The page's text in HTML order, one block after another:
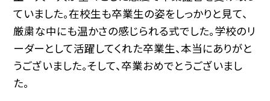
ていました。在校生も卒業生の姿をしっかりと見て、
厳粛な中にも温かさの感じられる式でした。学校のリ
ーダーとして活躍してくれた卒業生、本当にありがと
うございました。そして、卒業おめでとうございまし
た。